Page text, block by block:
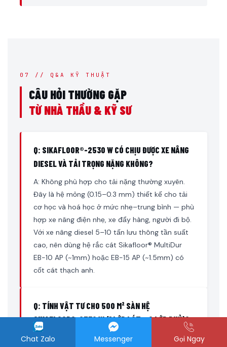
07 // Q&A KỸ THUẬT
CÂU HỎI THƯỜNG GẶP
TỪ NHÀ THẦU & KỸ SƯ
Q: SIKAFLOOR®-2530 W CÓ CHỊU ĐƯỢC XE NÂNG
DIESEL VÀ TẢI TRỌNG NẶNG KHÔNG?
A: Không phù hợp cho tải nặng thường xuyên.
Đây là hệ mỏng (0.15–0.3 mm) thiết kế cho tải
cơ học và hoá học ở mức nhẹ–trung bình — phù
hợp xe nâng điện nhẹ, xe đẩy hàng, người đi bộ.
Với xe nâng diesel 5–10 tấn lưu thông tần suất
cao, nên dùng hệ rắc cát Sikafloor® MultiDur
EB-10 AP (~1mm) hoặc EB-15 AP (~1.5mm) có
cốt cát thạch anh.
Q: TÍNH VẬT TƯ CHO 500 M² SÀN HỆ
SIKAFLOOR®-2530 W (1 LỚP LÓT + 2 LỚP PHỦ)?
A: Lớp lót: 500 m² × 0.2 kg/m² (trung bình) =
Chat Zalo Messenger Gọi Ngay